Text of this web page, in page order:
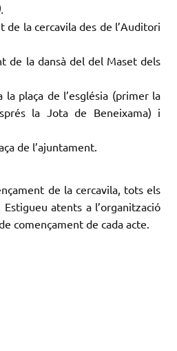
de la cercavila des de l’Auditori
de la dansà del del Maset dels
la plaça de l’església (primer la
la Jota de Beneixama) i
de l’ajuntament.
de la cercavila, tots els
atents a l’organització
començament de cada acte.